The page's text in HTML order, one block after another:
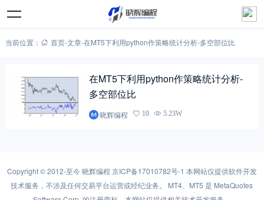
当前位置： 首页-文章-在MT5下利用python作策略统计分析-多空部位比
在MT5下利用python作策略统计分析-
多空部位比
晓辉编程 10 5.23W
Copyright © 2012-至今晓辉编程 京ICP备17010782号-1 本网站仅提供软件开发
技术服务，不涉及任何交易平台运营或经纪业务。 MT4、MT5 是 MetaQuotes